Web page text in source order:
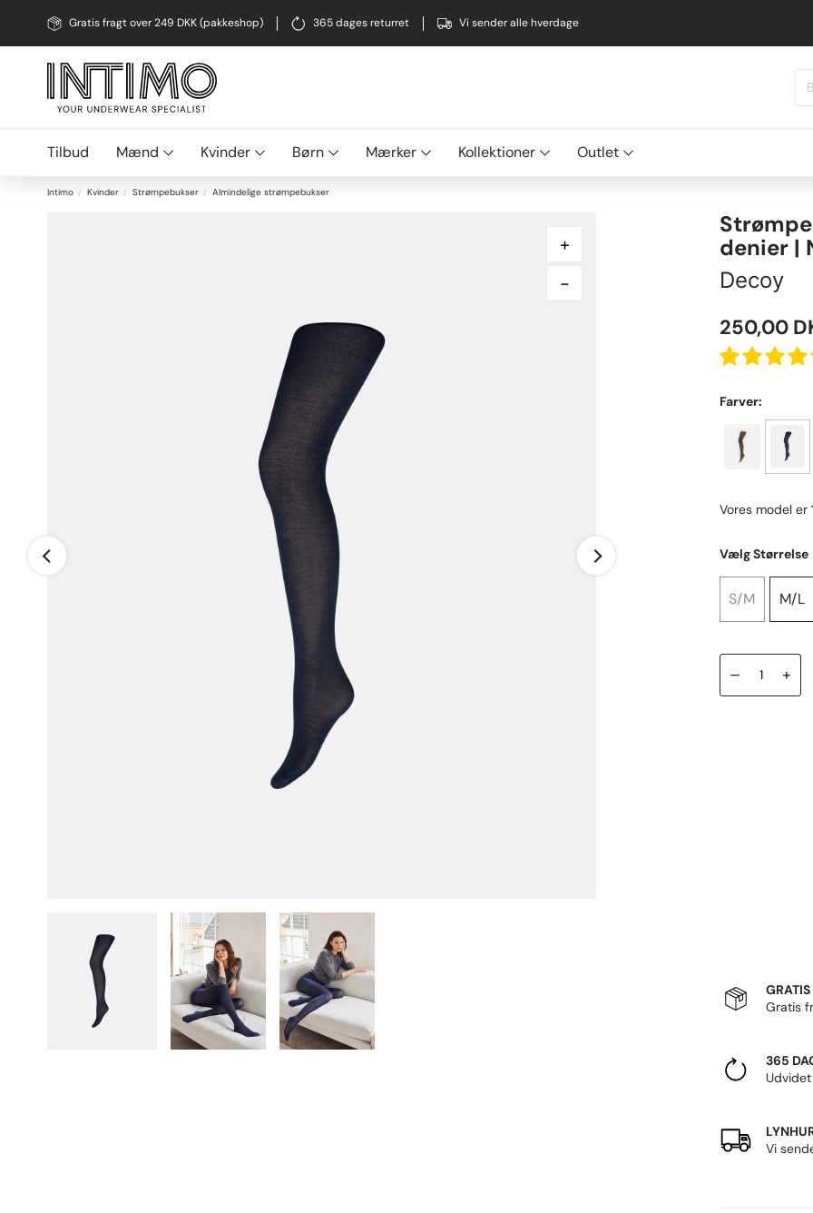
Gratis fragt over 249 DKK (pakkeshop) 365 dages returret Vi sender alle hverdage
Tilbud Mænd Kvinder Børn Mærker Kollektioner Outlet
Intimo Kvinder Strømpebukser Almindelige strømpebukser
+
-
denier |
Decoy
250,00
Farver:
Vores model er
Vælg Størrelse
S/M M/L
– +
Gratis
365
Vi